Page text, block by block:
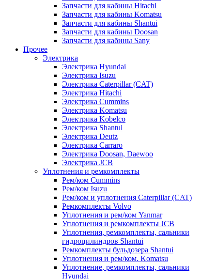
Запчасти для кабины Hitachi
Запчасти для кабины Komatsu
Запчасти для кабины Shantui
Запчасти для кабины Doosan
Запчасти для кабины Sany
Прочее
Электрика
Электрика Hyundai
Электрика Isuzu
Электрика Caterpillar (CAT)
Электрика Hitachi
Электрика Cummins
Электрика Komatsu
Электрика Kobelco
Электрика Shantui
Электрика Deutz
Электрика Carraro
Электрика Doosan, Daewoo
Электрика JCB
Уплотнения и ремкомплекты
Рем/ком Cummins
Рем/ком Isuzu
Рем/ком и уплотнения Caterpillar (CAT)
Ремкомплекты Volvo
Уплотнения и рем/ком Yanmar
Уплотнения и ремкомплекты JCB
Уплотнения, ремкомплекты, сальники
гидроцилиндров Shantui
Ремкомплекты бульдозера Shantui
Уплотнения и рем/ком. Komatsu
Уплотнение, ремкомплекты, сальники
Hyundai